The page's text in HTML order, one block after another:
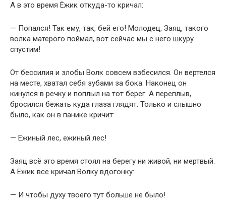
А в это время Ёжик откуда-то кричал:
— Попался! Так ему, так, бей его! Молодец, Заяц, такого
волка матёрого поймал, вот сейчас мы с него шкуру
спустим!
От бессилия и злобы Волк совсем взбесился. Он вертелся
на месте, хватал себя зубами за бока. Наконец он
кинулся в речку и поплыл на тот берег. А переплыв,
бросился бежать куда глаза глядят. Только и слышно
было, как он в панике кричит:
— Ежиный лес, ежиный лес!
Заяц всё это время стоял на берегу ни живой, ни мертвый.
А Ёжик все кричал Волку вдогонку:
— И чтобы духу твоего тут больше не было!